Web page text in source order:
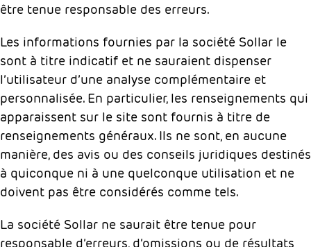
être tenue responsable des erreurs.
Les informations fournies par la société Sollar le
sont à titre indicatif et ne sauraient dispenser
l’utilisateur d’une analyse complémentaire et
personnalisée. En particulier, les renseignements qui
apparaissent sur le site sont fournis à titre de
renseignements généraux. Ils ne sont, en aucune
manière, des avis ou des conseils juridiques destinés
à quiconque ni à une quelconque utilisation et ne
doivent pas être considérés comme tels.
La société Sollar ne saurait être tenue pour
responsable d’erreurs, d’omissions ou de résultats